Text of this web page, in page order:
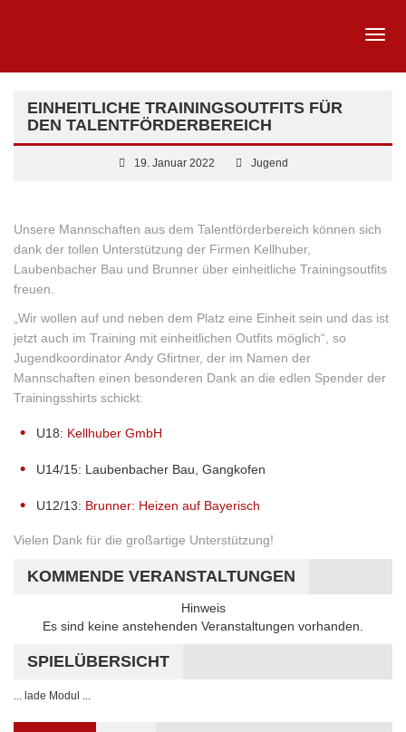
EINHEITLICHE TRAININGSOUTFITS FÜR
DEN TALENTFÖRDERBEREICH
19. Januar 2022 Jugend
Unsere Mannschaften aus dem Talentförderbereich können sich
dank der tollen Unterstützung der Firmen Kellhuber,
Laubenbacher Bau und Brunner über einheitliche Trainingsoutfits
freuen.
„Wir wollen auf und neben dem Platz eine Einheit sein und das ist
jetzt auch im Training mit einheitlichen Outfits möglich“, so
Jugendkoordinator Andy Gfirtner, der im Namen der
Mannschaften einen besonderen Dank an die edlen Spender der
Trainingsshirts schickt:
U18: Kellhuber GmbH
U14/15: Laubenbacher Bau, Gangkofen
U12/13: Brunner: Heizen auf Bayerisch
Vielen Dank für die großartige Unterstützung!
KOMMENDE VERANSTALTUNGEN
Hinweis
Es sind keine anstehenden Veranstaltungen vorhanden.
SPIELÜBERSICHT
... lade Modul ...